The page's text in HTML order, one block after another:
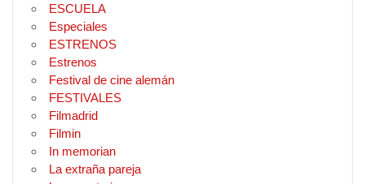
ESCUELA
Especiales
ESTRENOS
Estrenos
Festival de cine alemán
FESTIVALES
Filmadrid
Filmin
In memorian
La extraña pareja